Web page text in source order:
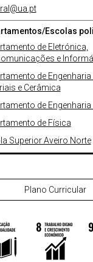
Escolas
de Eletrónica,
e
de Engenharia
e Cerâmica
de
de Física
Superior Aveiro Norte
Plano Curricular